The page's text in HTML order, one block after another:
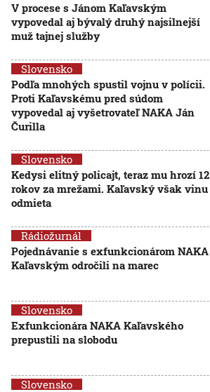
V procese s Jánom Kaľavským
vypovedal aj bývalý druhý najsilnejší
muž tajnej služby
Slovensko
Podľa mnohých spustil vojnu v polícii.
Proti Kaľavskému pred súdom
vypovedal aj vyšetrovateľ NAKA Ján
Čurilla
Slovensko
Kedysi elitný policajt, teraz mu hrozí 12
rokov za mrežami. Kaľavský však vinu
odmieta
Rádiožurnál
Pojednávanie s exfunkcionárom NAKA
Kaľavským odročili na marec
Slovensko
Exfunkcionára NAKA Kaľavského
prepustili na slobodu
Slovensko